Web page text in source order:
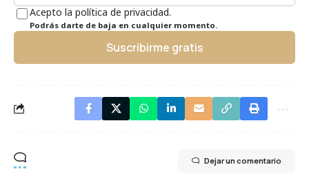
Acepto la política de privacidad.
Podrás darte de baja en cualquier momento.
Suscribirme gratis
Dejar un comentario